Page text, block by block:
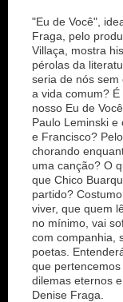
"Eu de Você",
Fraga, pelo
Villaça, mostra
pérolas da
seria de nós sem
a vida comum?
nosso Eu de
Paulo Leminski e
e Francisco?
chorando
uma canção? O
que Chico
partido?
viver, que quem
no mínimo, vai
com companhia,
poetas.
que
dilemas eternos
Denise Fraga.